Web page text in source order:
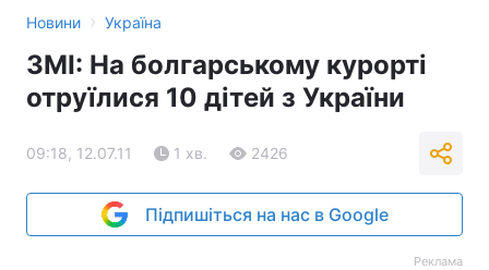
Новини › Україна
ЗМІ: На болгарському курорті
отруїлися 10 дітей з України
09:18, 12.07.11 1 хв. 2426
Підпишіться на нас в Google
Реклама